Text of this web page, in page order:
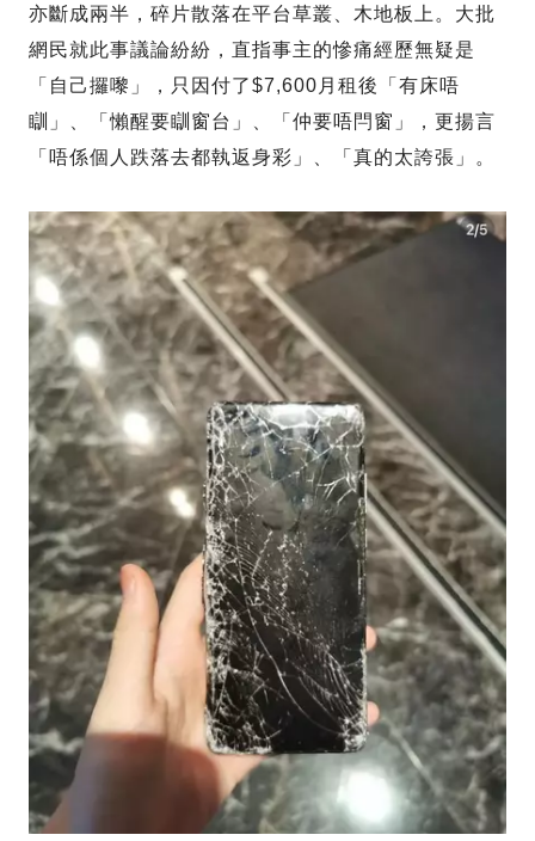
亦斷成兩半，碎片散落在平台草叢、木地板上。大批
網民就此事議論紛紛，直指事主的慘痛經歷無疑是
「自己攞嚟」，只因付了$7,600月租後「有床唔
瞓」、「懶醒要瞓窗台」、「仲要唔閂窗」，更揚言
「唔係個人跌落去都執返身彩」、「真的太誇張」。